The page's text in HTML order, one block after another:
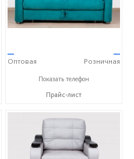
—
Оптовая
—
Розничная
+7 (937) 423-36-37
Показать телефон
Прайс-лист